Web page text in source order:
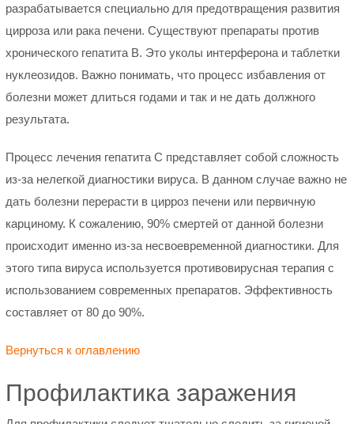
разрабатывается специально для предотвращения развития
цирроза или рака печени. Существуют препараты против
хронического гепатита B. Это уколы интерферона и таблетки
нуклеозидов. Важно понимать, что процесс избавления от
болезни может длиться годами и так и не дать должного
результата.
Процесс лечения гепатита С представляет собой сложность
из-за нелегкой диагностики вируса. В данном случае важно не
дать болезни перерасти в цирроз печени или первичную
карциному. К сожалению, 90% смертей от данной болезни
происходит именно из-за несвоевременной диагностики. Для
этого типа вируса используется противовирусная терапия с
использованием современных препаратов. Эффективность
составляет от 80 до 90%.
Вернуться к оглавлению
Профилактика заражения